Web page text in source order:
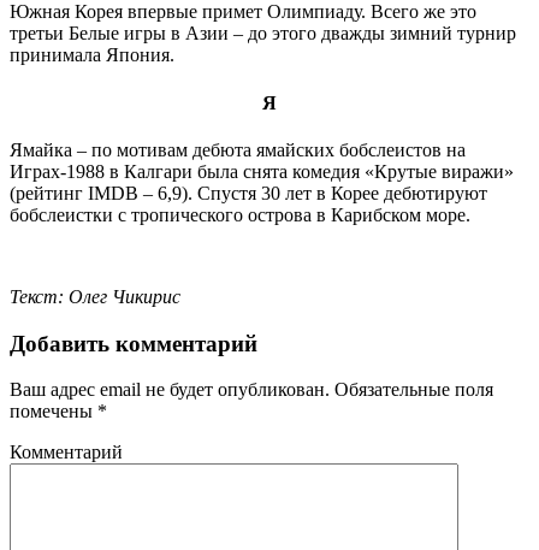
Южная Корея впервые примет Олимпиаду. Всего же это
третьи Белые игры в Азии – до этого дважды зимний турнир
принимала Япония.
Я
Ямайка – по мотивам дебюта ямайских бобслеистов на
Играх-1988 в Калгари была снята комедия «Крутые виражи»
(рейтинг IMDB – 6,9). Спустя 30 лет в Корее дебютируют
бобслеистки с тропического острова в Карибском море.
Текст: Олег Чикирис
Добавить комментарий
Ваш адрес email не будет опубликован. Обязательные поля
помечены *
Комментарий